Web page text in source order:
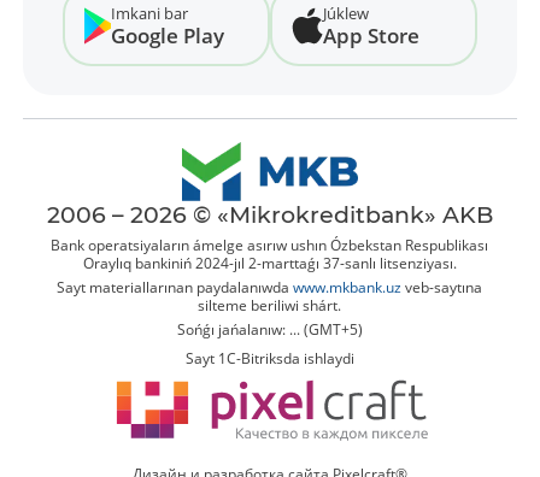
Imkani bar
Google Play
Júklew
App Store
2006 – 2026 © «Mikrokreditbank» AKB
Bank operatsiyaların ámelge asırıw ushın Ózbekstan Respublikası
Oraylıq bankiniń 2024-jıl 2-marttaǵı 37-sanlı litsenziyası.
Sayt materiallarınan paydalanıwdawww.mkbank.uz veb-saytına
silteme beriliwi shárt.
Sońǵı jańalanıw: ... (GMT+5)
Sayt 1C-Bitriksda ishlaydi